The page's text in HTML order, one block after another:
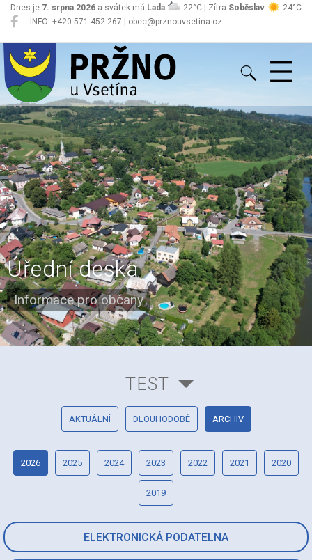
INFO: +420 571 452 267 | obec@prznouvsetina.cz
Dnes je 7. srpna 2026 a svátek má Lada 22°C | Zítra Soběslav 24°C
Pržno
Úřední deska
Informace pro občany
ELEKTRONICKÁ PODATELNA
TEST
AKTUÁLNÍ DLOUHODOBÉ ARCHIV
2026 2025 2024 2023 2022 2021 2020
2019